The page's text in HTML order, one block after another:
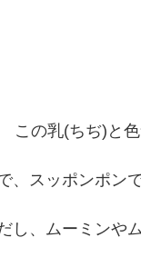
の乳(ちぢ)と色
、スッポンポン
し、ムーミンや